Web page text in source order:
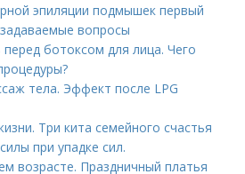
эпиляции подмышек первый
вопросы
ботоксом для лица. Чего
тела. Эффект после LPG
Три кита семейного счастья
при упадке сил.
возрасте. Праздничный платья